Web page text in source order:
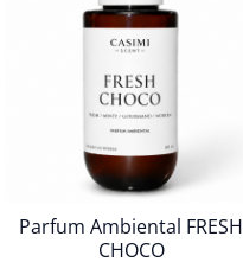
Parfum Ambiental FRESH
CHOCO